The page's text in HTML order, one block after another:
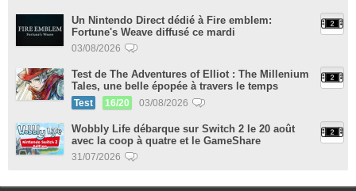
Un Nintendo Direct dédié à Fire emblem:
Fortune's Weave diffusé ce mardi
03/08/2026
Test de The Adventures of Elliot : The Millenium
Tales, une belle épopée à travers le temps
Test 16/20 03/08/2026
Wobbly Life débarque sur Switch 2 le 20 août
avec la coop à quatre et le GameShare
31/07/2026